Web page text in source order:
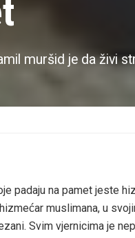
muršid je da živi
padaju na pamet jeste
muslimana, u
Svim vjernicima je